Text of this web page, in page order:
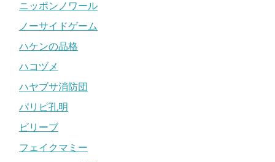
ニッポンノワール
ノーサイドゲーム
ハケンの品格
ハコヅメ
ハヤブサ消防団
パリピ孔明
ビリーブ
フェイクマミー